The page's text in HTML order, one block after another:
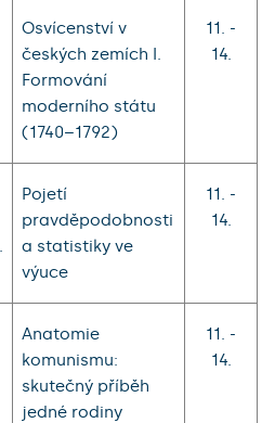
Osvícenství v
českých zemích I.
Formování
moderního státu
(1740–1792)
11. -
14.
Pojetí
pravděpodobnosti
a statistiky ve
výuce
11. -
14.
Anatomie
komunismu:
skutečný příběh
jedné rodiny
11. -
14.